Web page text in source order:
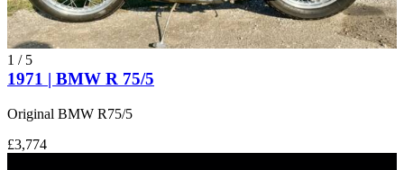
1 / 5
1971 | BMW R 75/5
Original BMW R75/5
£3,774